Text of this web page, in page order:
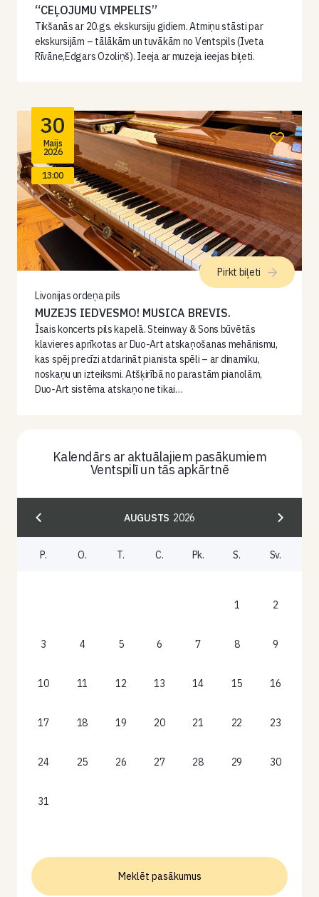
“CEĻOJUMU VIMPELIS”
Tikšanās ar 20.gs. ekskursiju gidiem. Atmiņu stāsti par
ekskursijām – tālākām un tuvākām no Ventspils (Iveta
Rīvāne,Edgars Ozoliņš). Ieeja ar muzeja ieejas biļeti.
30
Maijs
2026
13:00
Livonijas ordeņa pils
MUZEJS IEDVESMO! MUSICA BREVIS.
Īsais koncerts pils kapelā. Steinway & Sons būvētās
klavieres aprīkotas ar Duo-Art atskaņošanas mehānismu,
kas spēj precīzi atdarināt pianista spēli – ar dinamiku,
noskaņu un izteiksmi. Atšķirībā no parastām pianolām,
Duo-Art sistēma atskaņo ne tikai…
Pirkt biļeti
Kalendārs ar aktuālajiem pasākumiem
Ventspilī un tās apkārtnē
AUGUSTS 2026
P. O. T. C. Pk. S. Sv.
1 2
3 4 5 6 7 8 9
10 11 12 13 14 15 16
17 18 19 20 21 22 23
24 25 26 27 28 29 30
31
Meklēt pasākumus